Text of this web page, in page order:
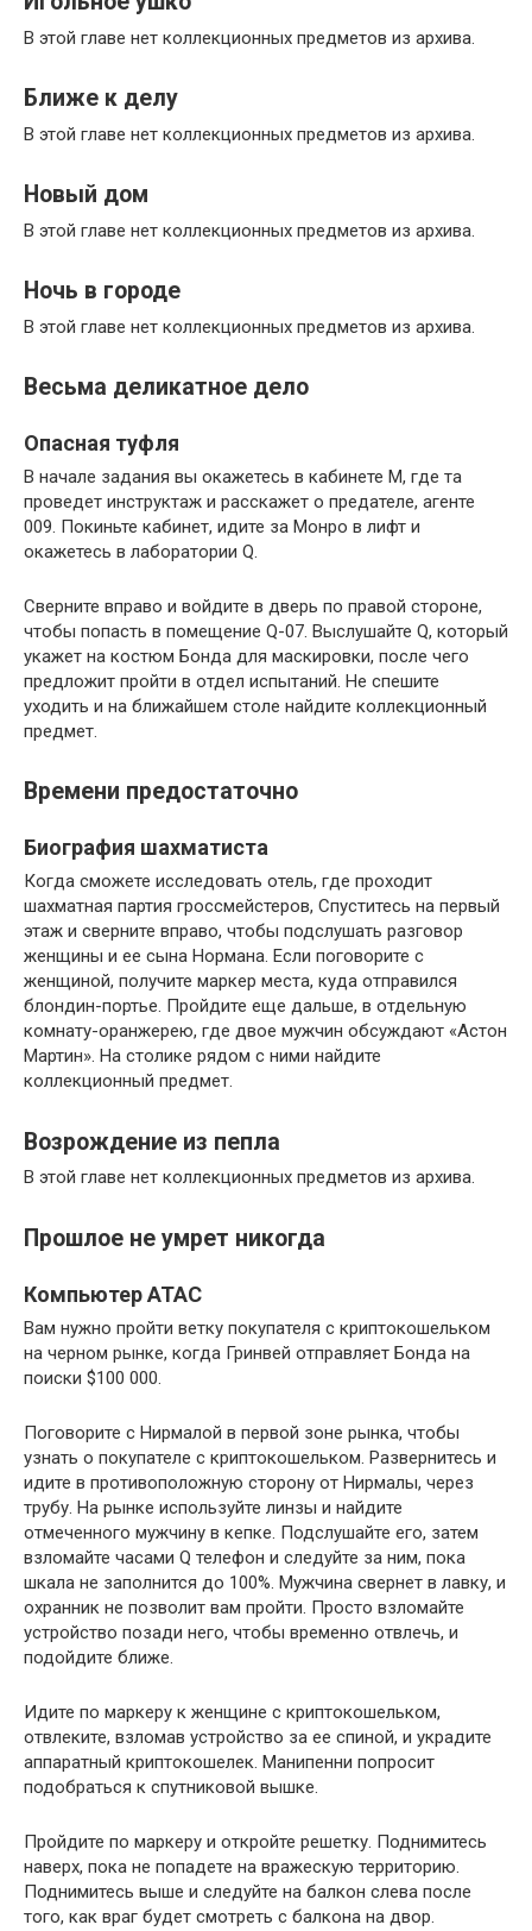
В этой главе нет коллекционных предметов из архива.
Ближе к делу
В этой главе нет коллекционных предметов из архива.
Новый дом
В этой главе нет коллекционных предметов из архива.
Ночь в городе
В этой главе нет коллекционных предметов из архива.
Весьма деликатное дело
Опасная туфля
В начале задания вы окажетесь в кабинете М, где та
проведет инструктаж и расскажет о предателе, агенте
009. Покиньте кабинет, идите за Монро в лифт и
окажетесь в лаборатории Q.
Сверните вправо и войдите в дверь по правой стороне,
чтобы попасть в помещение Q-07. Выслушайте Q, который
укажет на костюм Бонда для маскировки, после чего
предложит пройти в отдел испытаний. Не спешите
уходить и на ближайшем столе найдите коллекционный
предмет.
Времени предостаточно
Биография шахматиста
Когда сможете исследовать отель, где проходит
шахматная партия гроссмейстеров, Спуститесь на первый
этаж и сверните вправо, чтобы подслушать разговор
женщины и ее сына Нормана. Если поговорите с
женщиной, получите маркер места, куда отправился
блондин-портье. Пройдите еще дальше, в отдельную
комнату-оранжерею, где двое мужчин обсуждают «Астон
Мартин». На столике рядом с ними найдите
коллекционный предмет.
Возрождение из пепла
В этой главе нет коллекционных предметов из архива.
Прошлое не умрет никогда
Компьютер АТАС
Вам нужно пройти ветку покупателя с криптокошельком
на черном рынке, когда Гринвей отправляет Бонда на
поиски $100 000.
Поговорите с Нирмалой в первой зоне рынка, чтобы
узнать о покупателе с криптокошельком. Развернитесь и
идите в противоположную сторону от Нирмалы, через
трубу. На рынке используйте линзы и найдите
отмеченного мужчину в кепке. Подслушайте его, затем
взломайте часами Q телефон и следуйте за ним, пока
шкала не заполнится до 100%. Мужчина свернет в лавку, и
охранник не позволит вам пройти. Просто взломайте
устройство позади него, чтобы временно отвлечь, и
подойдите ближе.
Идите по маркеру к женщине с криптокошельком,
отвлеките, взломав устройство за ее спиной, и украдите
аппаратный криптокошелек. Манипенни попросит
подобраться к спутниковой вышке.
Пройдите по маркеру и откройте решетку. Поднимитесь
наверх, пока не попадете на вражескую территорию.
Поднимитесь выше и следуйте на балкон слева после
того, как враг будет смотреть с балкона на двор.